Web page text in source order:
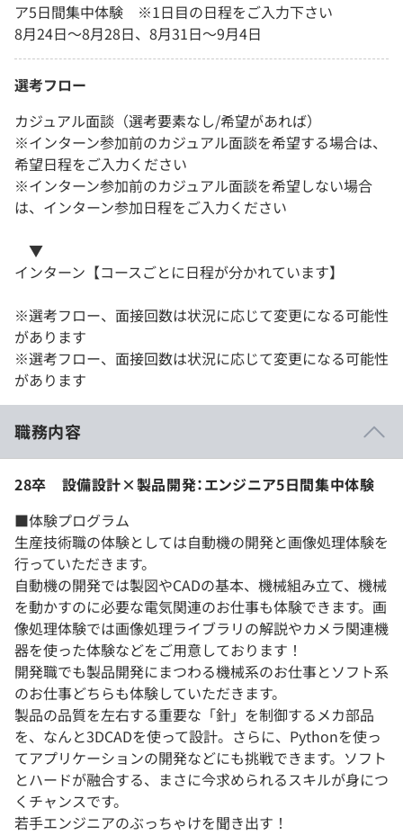
ア5日間集中体験 ※1日目の日程をご入力下さい
8月24日～8月28日、8月31日～9月4日
選考フロー
カジュアル面談（選考要素なし/希望があれば）
※インターン参加前のカジュアル面談を希望する場合は、
希望日程をご入力ください
※インターン参加前のカジュアル面談を希望しない場合
は、インターン参加日程をご入力ください
▼
インターン【コースごとに日程が分かれています】
※選考フロー、面接回数は状況に応じて変更になる可能性
があります
※選考フロー、面接回数は状況に応じて変更になる可能性
があります
職務内容
28卒 設備設計×製品開発：エンジニア5日間集中体験
■体験プログラム
生産技術職の体験としては自動機の開発と画像処理体験を
行っていただきます。
自動機の開発では製図やCADの基本、機械組み立て、機械
を動かすのに必要な電気関連のお仕事も体験できます。画
像処理体験では画像処理ライブラリの解説やカメラ関連機
器を使った体験などをご用意しております！
開発職でも製品開発にまつわる機械系のお仕事とソフト系
のお仕事どちらも体験していただきます。
製品の品質を左右する重要な「針」を制御するメカ部品
を、なんと3DCADを使って設計。さらに、Pythonを使っ
てアプリケーションの開発などにも挑戦できます。ソフト
とハードが融合する、まさに今求められるスキルが身につ
くチャンスです。
若手エンジニアのぶっちゃけを聞き出す！